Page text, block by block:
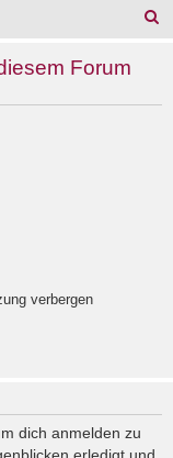
Forum
verbergen
dich anmelden zu